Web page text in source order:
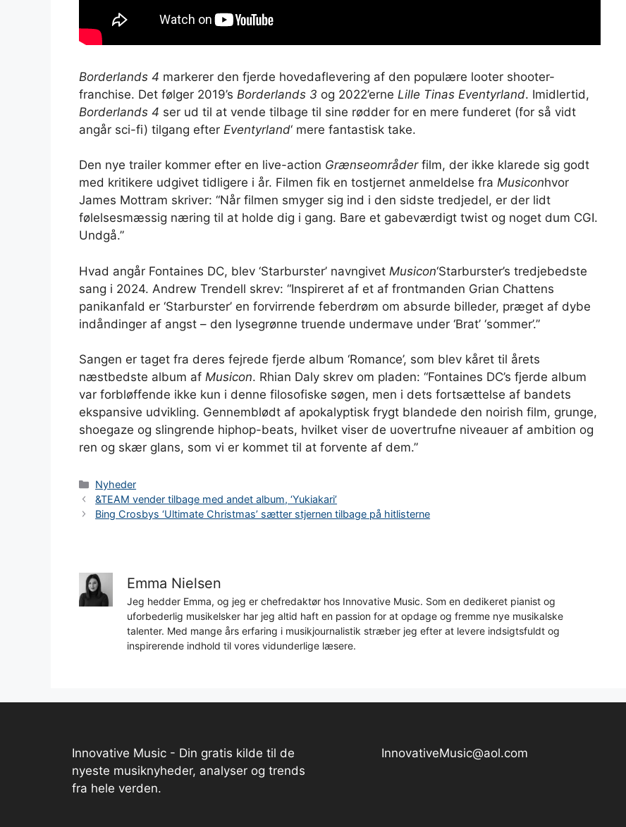
Borderlands 4 markerer den fjerde hovedaflevering af den populære looter shooter-
franchise. Det følger 2019’s Borderlands 3 og 2022’erne Lille Tinas Eventyrland. Imidlertid,
Borderlands 4 ser ud til at vende tilbage til sine rødder for en mere funderet (for så vidt
angår sci-fi) tilgang efter Eventyrland‘ mere fantastisk take.
Den nye trailer kommer efter en live-action Grænseområderfilm, der ikke klarede sig godt
med kritikere udgivet tidligere i år. Filmen fik en tostjernet anmeldelse fra Musiconhvor
James Mottram skriver: “Når filmen smyger sig ind i den sidste tredjedel, er der lidt
følelsesmæssig næring til at holde dig i gang. Bare et gabeværdigt twist og noget dum CGI.
Undgå.”
Hvad angår Fontaines DC, blev ‘Starburster’ navngivet Musicon‘Starburster’s tredjebedste
sang i 2024. Andrew Trendell skrev: “Inspireret af et af frontmanden Grian Chattens
panikanfald er ‘Starburster’ en forvirrende feberdrøm om absurde billeder, præget af dybe
indåndinger af angst – den lysegrønne truende undermave under ‘Brat’ ‘sommer’.”
Sangen er taget fra deres fejrede fjerde album ‘Romance’, som blev kåret til årets
næstbedste album af Musicon. Rhian Daly skrev om pladen: “Fontaines DC’s fjerde album
var forbløffende ikke kun i denne filosofiske søgen, men i dets fortsættelse af bandets
ekspansive udvikling. Gennemblødt af apokalyptisk frygt blandede den noirish film, grunge,
shoegaze og slingrende hiphop-beats, hvilket viser de uovertrufne niveauer af ambition og
ren og skær glans, som vi er kommet til at forvente af dem.”
Kategorier
Nyheder
&TEAM vender tilbage med andet album, ‘Yukiakari’
Bing Crosbys ‘Ultimate Christmas’ sætter stjernen tilbage på hitlisterne
Emma Nielsen
Jeg hedder Emma, og jeg er chefredaktør hos Innovative Music. Som en dedikeret pianist og
uforbederlig musikelsker har jeg altid haft en passion for at opdage og fremme nye musikalske
talenter. Med mange års erfaring i musikjournalistik stræber jeg efter at levere indsigtsfuldt og
inspirerende indhold til vores vidunderlige læsere.
Innovative Music - Din gratis kilde til de
nyeste musiknyheder, analyser og trends
fra hele verden.
InnovativeMusic@aol.com